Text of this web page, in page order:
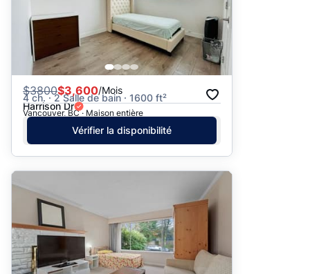
$3800$3,600/Mois
4 ch. · 2 Salle de bain · 1600 ft²
Harrison Dr
Vancouver, BC · Maison entière
Vérifier la disponibilité